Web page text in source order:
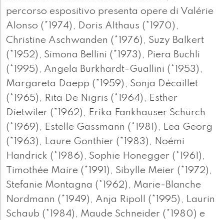
percorso espositivo presenta opere di Valérie
Alonso (*1974), Doris Althaus (*1970),
Christine Aschwanden (*1976), Suzy Balkert
(*1952), Simona Bellini (*1973), Piera Buchli
(*1995), Angela Burkhardt-Guallini (*1953),
Margareta Daepp (*1959), Sonja Décaillet
(*1965), Rita De Nigris (*1964), Esther
Dietwiler (*1962), Erika Fankhauser Schürch
(*1969), Estelle Gassmann (*1981), Lea Georg
(*1963), Laure Gonthier (*1983), Noémi
Handrick (*1986), Sophie Honegger (*1961),
Timothée Maire (*1991), Sibylle Meier (*1972),
Stefanie Montagna (*1962), Marie-Blanche
Nordmann (*1949), Anja Ripoll (*1995), Laurin
Schaub (*1984), Maude Schneider (*1980) e